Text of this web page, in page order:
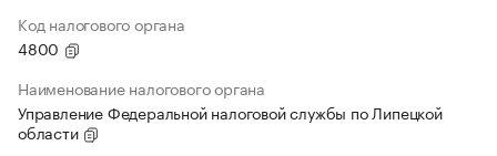
Код налогового органа
4800
Наименование налогового органа
Управление Федеральной налоговой службы по Липецкой
области